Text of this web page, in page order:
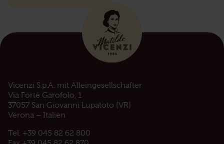
Vicenzi S.p.A. mit Alleingesellschafter
Via Forte Garofolo, 1
37057 San Giovanni Lupatoto (VR)
Verona – Italien
Tel. +39 045 82 62 800